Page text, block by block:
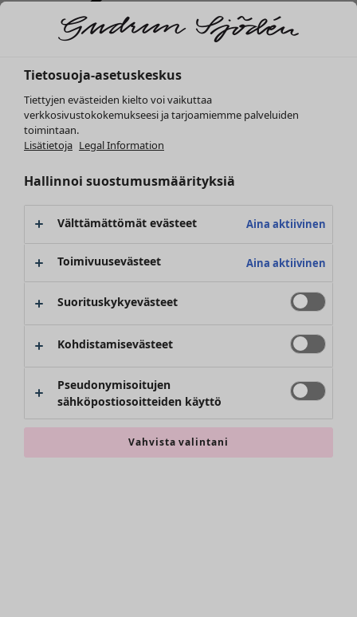
Mekot
Tunikoita
Topit ja puserot
Paitapuserot & paidat
Neuletakit
Neulepuserot
Takit & jakut
Housut
Hameet
Kengät
Kimonot
Tietosuoja-asetuskeskus
Tiettyjen evästeiden kielto voi vaikuttaa
verkkosivustokokemukseesi ja tarjoamiemme palveluiden
toimintaan.
Lisätietoja Legal Information
Hallinnoi suostumusmäärityksiä
Välttämättömät evästeet Aina aktiivinen
Toimivuusevästeet Aina aktiivinen
Suorituskykyevästeet
Kohdistamisevästeet
Pseudonymisoitujen
sähköpostiosoitteiden käyttö
Vahvista valintani